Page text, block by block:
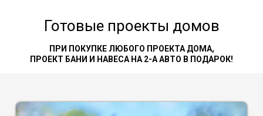
ПРИ ПОКУПКЕ ЛЮБОГО ПРОЕКТА ДОМА,
ПРОЕКТ БАНИ И НАВЕСА НА 2-А АВТО В ПОДАРОК!
Готовые проекты домов